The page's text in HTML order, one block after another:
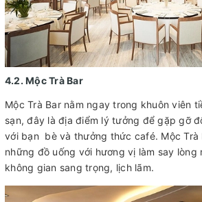
4.2. Mộc Trà Bar
Mộc Trà Bar nằm ngay trong khuôn viên
sạn, đây là địa điểm lý tưởng để gặp gỡ
với bạn bè và thưởng thức café. Mộc Trà
những đồ uống với hương vị làm say lòng
không gian sang trọng, lịch lãm.